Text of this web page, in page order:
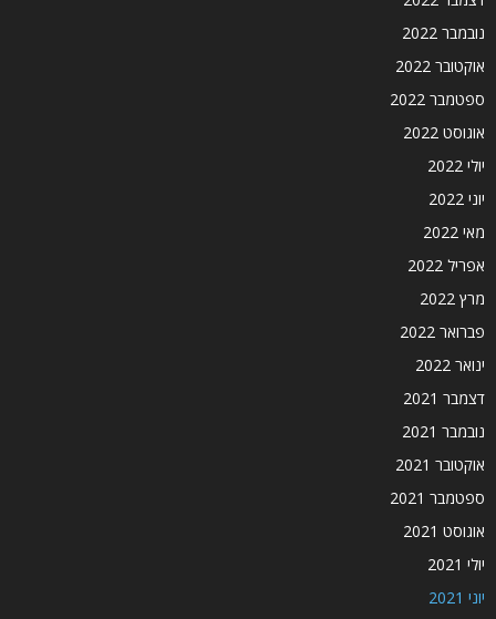
נובמבר 2022
אוקטובר 2022
ספטמבר 2022
אוגוסט 2022
יולי 2022
יוני 2022
מאי 2022
אפריל 2022
מרץ 2022
פברואר 2022
ינואר 2022
דצמבר 2021
נובמבר 2021
אוקטובר 2021
ספטמבר 2021
אוגוסט 2021
יולי 2021
יוני 2021